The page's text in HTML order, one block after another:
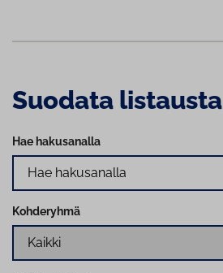
Suodata listausta
Hae hakusanalla
Kohderyhmä